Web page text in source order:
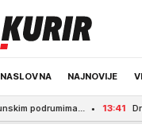
NASLOVNA NAJNOVIJE
ODRŽIVA BUDUĆNOST
13:41 Dramatična borba